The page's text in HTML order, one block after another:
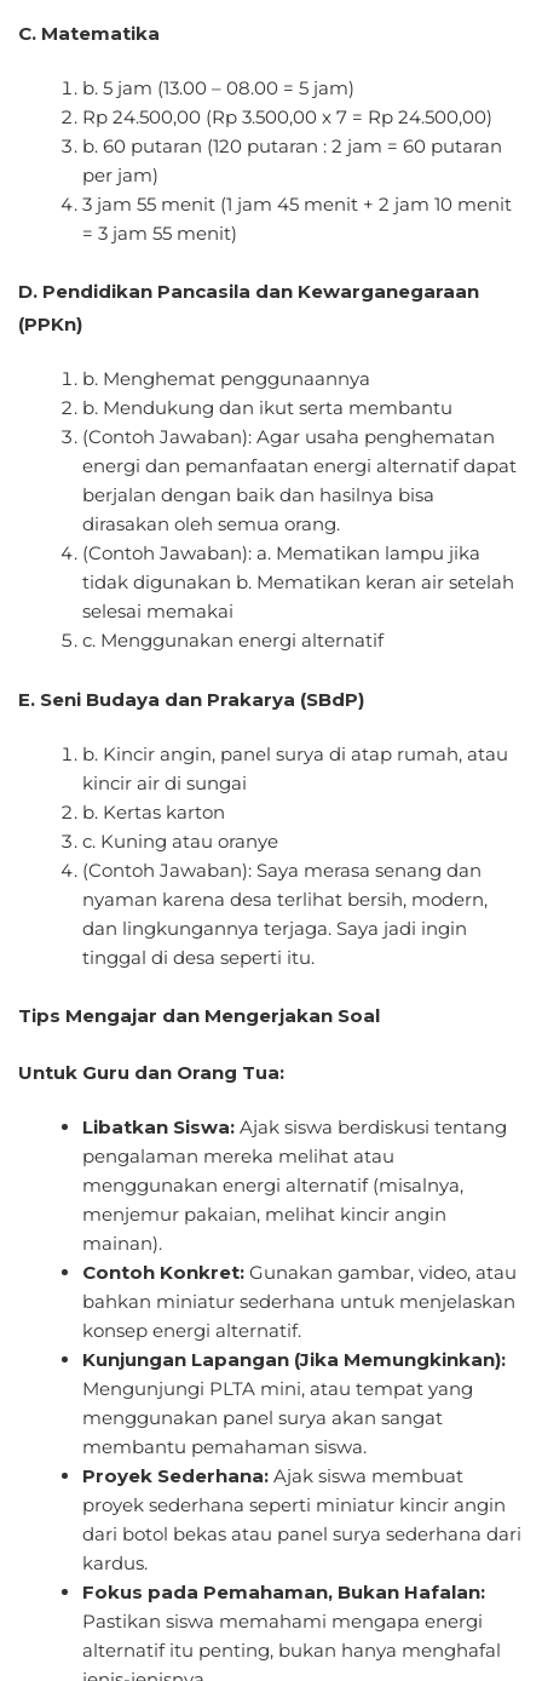
C. Matematika
b. 5 jam (13.00 – 08.00 = 5 jam)
Rp 24.500,00 (Rp 3.500,00 x 7 = Rp 24.500,00)
b. 60 putaran (120 putaran : 2 jam = 60 putaran
per jam)
3 jam 55 menit (1 jam 45 menit + 2 jam 10 menit
= 3 jam 55 menit)
D. Pendidikan Pancasila dan Kewarganegaraan
(PPKn)
b. Menghemat penggunaannya
b. Mendukung dan ikut serta membantu
(Contoh Jawaban): Agar usaha penghematan
energi dan pemanfaatan energi alternatif dapat
berjalan dengan baik dan hasilnya bisa
dirasakan oleh semua orang.
(Contoh Jawaban): a. Mematikan lampu jika
tidak digunakan b. Mematikan keran air setelah
selesai memakai
c. Menggunakan energi alternatif
E. Seni Budaya dan Prakarya (SBdP)
b. Kincir angin, panel surya di atap rumah, atau
kincir air di sungai
b. Kertas karton
c. Kuning atau oranye
(Contoh Jawaban): Saya merasa senang dan
nyaman karena desa terlihat bersih, modern,
dan lingkungannya terjaga. Saya jadi ingin
tinggal di desa seperti itu.
Tips Mengajar dan Mengerjakan Soal
Untuk Guru dan Orang Tua:
Libatkan Siswa: Ajak siswa berdiskusi tentang
pengalaman mereka melihat atau
menggunakan energi alternatif (misalnya,
menjemur pakaian, melihat kincir angin
mainan).
Contoh Konkret: Gunakan gambar, video, atau
bahkan miniatur sederhana untuk menjelaskan
konsep energi alternatif.
Kunjungan Lapangan (Jika Memungkinkan):
Mengunjungi PLTA mini, atau tempat yang
menggunakan panel surya akan sangat
membantu pemahaman siswa.
Proyek Sederhana: Ajak siswa membuat
proyek sederhana seperti miniatur kincir angin
dari botol bekas atau panel surya sederhana dari
kardus.
Fokus pada Pemahaman, Bukan Hafalan:
Pastikan siswa memahami mengapa energi
alternatif itu penting, bukan hanya menghafal